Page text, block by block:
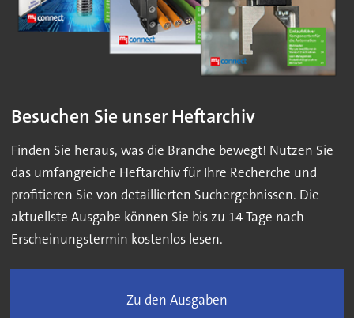
Besuchen Sie unser Heftarchiv
Finden Sie heraus, was die Branche bewegt! Nutzen Sie
das umfangreiche Heftarchiv für Ihre Recherche und
profitieren Sie von detaillierten Suchergebnissen. Die
aktuellste Ausgabe können Sie bis zu 14 Tage nach
Erscheinungstermin kostenlos lesen.
Zu den Ausgaben